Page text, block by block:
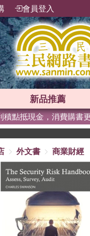
會員登入
新品推薦
積點抵現金，消費購書
外文書 商業財經